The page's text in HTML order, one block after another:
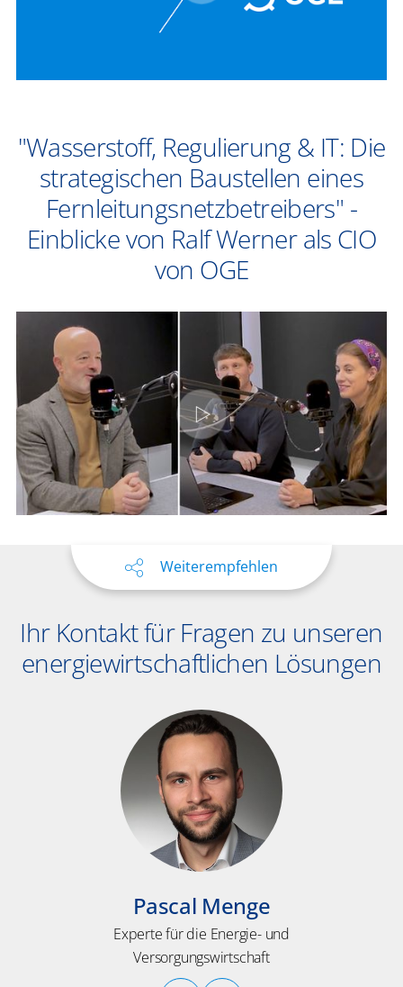
"Wasserstoff, Regulierung & IT: Die
strategischen Baustellen eines
Fernleitungsnetzbetreibers" -
Einblicke von Ralf Werner als CIO
von OGE
Weiterempfehlen
Ihr Kontakt für Fragen zu unseren
energiewirtschaftlichen Lösungen​​
Pascal Menge
Experte für die Energie- und
Versorgungswirtschaft